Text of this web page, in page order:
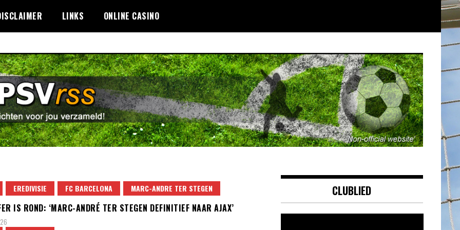
LINKS ONLINE CASINO
EREDIVISIE FC BARCELONA MARC-ANDRE TER STEGEN
IS ROND: ‘MARC-ANDRÉ TER STEGEN DEFINITIEF NAAR AJAX’
CLUBLIED